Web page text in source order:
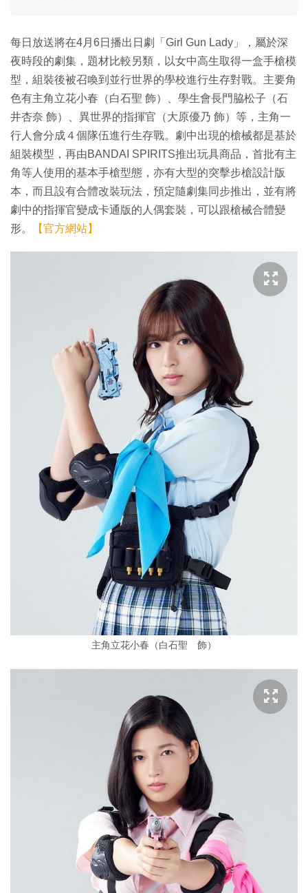
每日放送將在4月6日播出日劇「Girl Gun Lady」，屬於深
夜時段的劇集，題材比較另類，以女中高生取得一盒手槍模
型，組裝後被召喚到並行世界的學校進行生存對戰。主要角
色有主角立花小春（白石聖 飾）、學生會長門脇松子（石
井杏奈 飾）、異世界的指揮官（大原優乃 飾）等，主角一
行人會分成４個隊伍進行生存戰。劇中出現的槍械都是基於
組裝模型，再由BANDAI SPIRITS推出玩具商品，首批有主
角等人使用的基本手槍型態，亦有大型的突擊步槍設計版
本，而且設有合體改裝玩法，預定隨劇集同步推出，並有將
劇中的指揮官變成卡通版的人偶套裝，可以跟槍械合體變
形。
【官方網站】
主角立花小春（白石聖 飾）